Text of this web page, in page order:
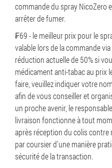
commande du spray NicoZero
arrêter de fumer.
₣69 - le meilleur prix pour le
valable lors de la commande
réduction actuelle de 50% si
médicament anti-tabac au prix
faire, veuillez indiquer votre
afin de vous conseiller et
un proche avenir, le
livraison fonctionne à tout
après réception du colis
par coursier d'une manière
sécurité de la transaction.